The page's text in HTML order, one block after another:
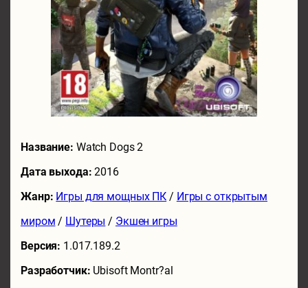
Название: Watch Dogs 2
Дата выхода:2016
Жанр: Игры для мощных ПК / Игры с открытым
миром / Шутеры / Экшен игры
Версия: 1.017.189.2
Разработчик: Ubisoft Montr?al